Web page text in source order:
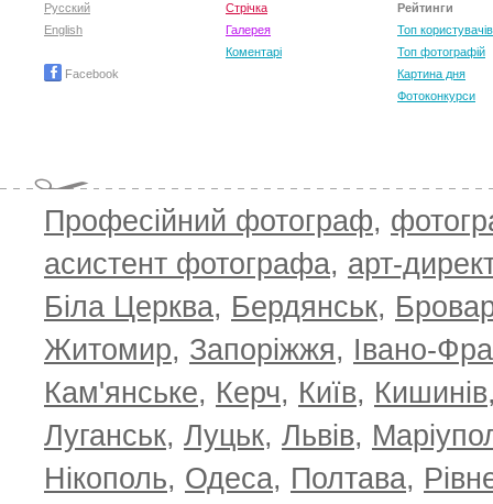
Русский
English
Facebook
Стрічка
Галерея
Коментарі
Рейтинги
Топ користувачів
Топ фотографій
Картина дня
Фотоконкурси
Професійний фотограф,
асистент фотографа, арт-
Біла Церква, Бердянськ,
Житомир, Запоріжжя, Івано-
Кам'янське, Керч, Київ, Кишинів
Луганськ, Луцьк, Львів,
Нікополь, Одеса, Полтава,